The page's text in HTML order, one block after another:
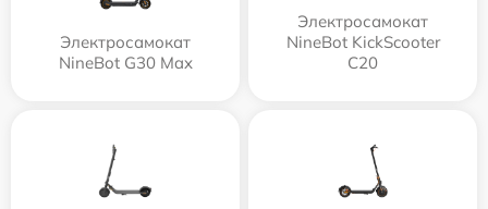
Электросамокат
NineBot G30 Max
Электросамокат
NineBot KickScooter
C20